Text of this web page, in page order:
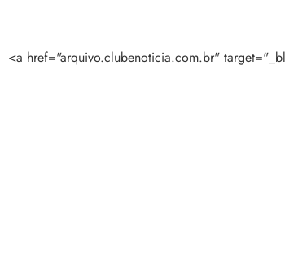
<a href="arquivo.clubenoticia.com.br"